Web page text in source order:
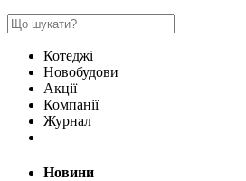
Котеджі
Новобудови
Акції
Компанії
Журнал
Новини